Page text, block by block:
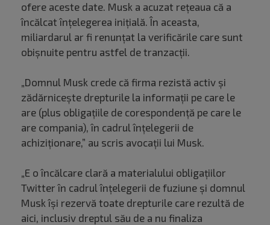
ofere aceste date. Musk a acuzat rețeaua că a
încălcat înțelegerea inițială. În aceasta,
miliardarul ar fi renunțat la verificările care sunt
obișnuite pentru astfel de tranzacții.
„Domnul Musk crede că firma rezistă activ și
zădărnicește drepturile la informații pe care le
are (plus obligațiile de corespondență pe care le
are compania), în cadrul înțelegerii de
achiziționare,” au scris avocații lui Musk.
„E o încălcare clară a materialului obligațiilor
Twitter în cadrul înțelegerii de fuziune și domnul
Musk își rezervă toate drepturile care rezultă de
aici, inclusiv dreptul său de a nu finaliza